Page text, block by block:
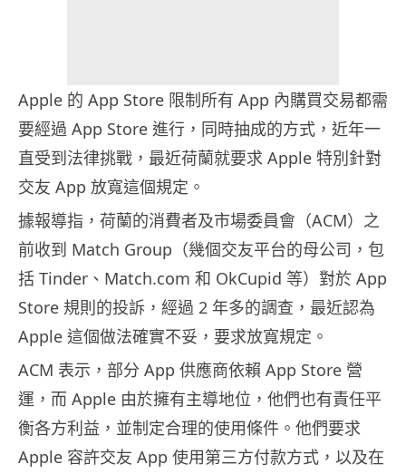
Apple 的 App Store 限制所有 App 內購買交易都需
要經過 App Store 進行，同時抽成的方式，近年一
直受到法律挑戰，最近荷蘭就要求 Apple 特別針對
交友 App 放寬這個規定。
據報導指，荷蘭的消費者及市場委員會（ACM）之
前收到 Match Group（幾個交友平台的母公司，包
括 Tinder、Match.com 和 OkCupid 等）對於 App
Store 規則的投訴，經過 2 年多的調查，最近認為
Apple 這個做法確實不妥，要求放寬規定。
ACM 表示，部分 App 供應商依賴 App Store 營
運，而 Apple 由於擁有主導地位，他們也有責任平
衡各方利益，並制定合理的使用條件。他們要求
Apple 容許交友 App 使用第三方付款方式，以及在